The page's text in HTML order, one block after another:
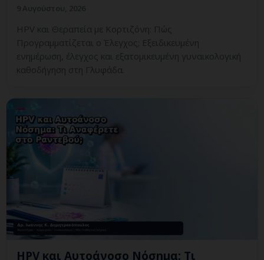
HPV και Θεραπεία με Κορτιζόνη: Πώς
Προγραμματίζεται ο Έλεγχος; Εξειδικευμένη
ενημέρωση, έλεγχος και εξατομικευμένη γυναικολογική
καθοδήγηση στη Γλυφάδα.
HPV και Αυτοάνοσο Νόσημα: Τι